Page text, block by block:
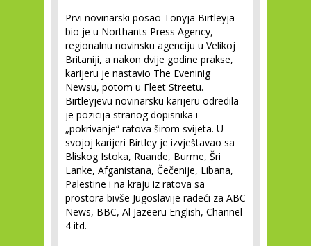
Prvi novinarski posao Tonyja Birtleyja
bio je u Northants Press Agency,
regionalnu novinsku agenciju u Velikoj
Britaniji, a nakon dvije godine prakse,
karijeru je nastavio The Eveninig
Newsu, potom u Fleet Streetu.
Birtleyjevu novinarsku karijeru odredila
je pozicija stranog dopisnika i
„pokrivanje“ ratova širom svijeta. U
svojoj karijeri Birtley je izvještavao sa
Bliskog Istoka, Ruande, Burme, Šri
Lanke, Afganistana, Čečenije, Libana,
Palestine i na kraju iz ratova sa
prostora bivše Jugoslavije radeći za ABC
News, BBC, Al Jazeeru English, Channel
4 itd.